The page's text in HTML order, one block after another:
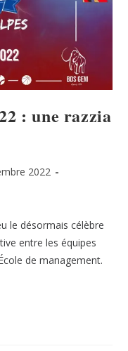
: une razzia
2022
le désormais célèbre
entre les équipes
de management.